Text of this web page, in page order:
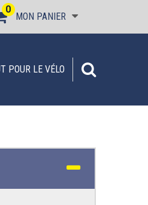
MON PANIER
0
POUR LE VÉLO